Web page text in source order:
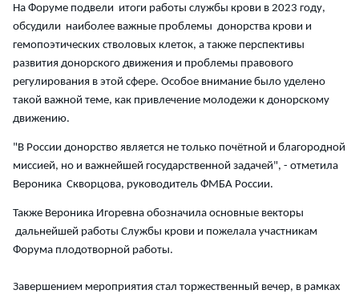
На Форуме подвели итоги работы службы крови в 2023 году,
обсудили наиболее важные проблемы донорства крови и
гемопоэтических стволовых клеток, а также перспективы
развития донорского движения и проблемы правового
регулирования в этой сфере. Особое внимание было уделено
такой важной теме, как привлечение молодежи к донорскому
движению.
"В России донорство является не только почётной и благородной
миссией, но и важнейшей государственной задачей", - отметила
Вероника Скворцова, руководитель ФМБА России.
Также Вероника Игоревна обозначила основные векторы
дальнейшей работы Службы крови и пожелала участникам
Форума плодотворной работы.
Завершением мероприятия стал торжественный вечер, в рамках